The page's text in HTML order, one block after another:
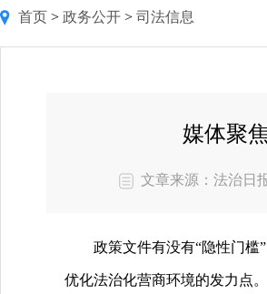
首页 > 政务公开 > 司法信息
媒体聚
文章来源：法治日
政策文件有没有“隐性门槛
优化法治化营商环境的发力点。